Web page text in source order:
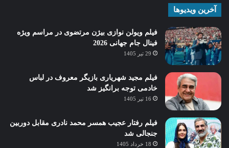
آخرین ویدیوها
فیلم ویولن نوازی بیژن مرتضوی در مراسم ویژه
فینال جام جهانی 2026
29 تیر 1405
فیلم مجید شهریاری بازیگر معروف در لباس
خادمی توجه برانگیز شد
16 تیر 1405
فیلم رفتار عجیب همسر محمد نادری مقابل دوربین
جنجالی شد
18 خرداد 1405